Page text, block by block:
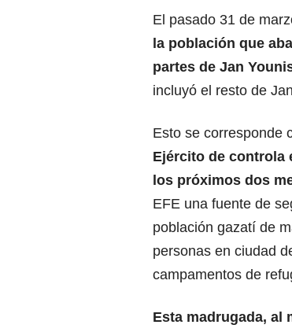
El pasado 31 de
la población que
partes de Jan
incluyó el resto de
Esto se corresponde
Ejército de controla
los próximos dos
EFE una fuente de
población gazatí de
personas en ciudad
campamentos de
Esta madrugada, al